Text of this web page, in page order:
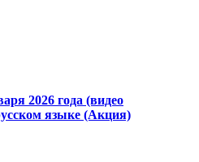
2026 года (видео
языке (Акция)